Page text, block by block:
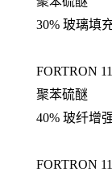
30% 玻璃填
FORTRON
聚苯硫醚
40% 玻纤增
FORTRON